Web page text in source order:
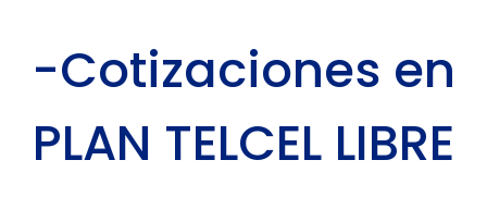
-Cotizaciones en
PLAN TELCEL LIBRE